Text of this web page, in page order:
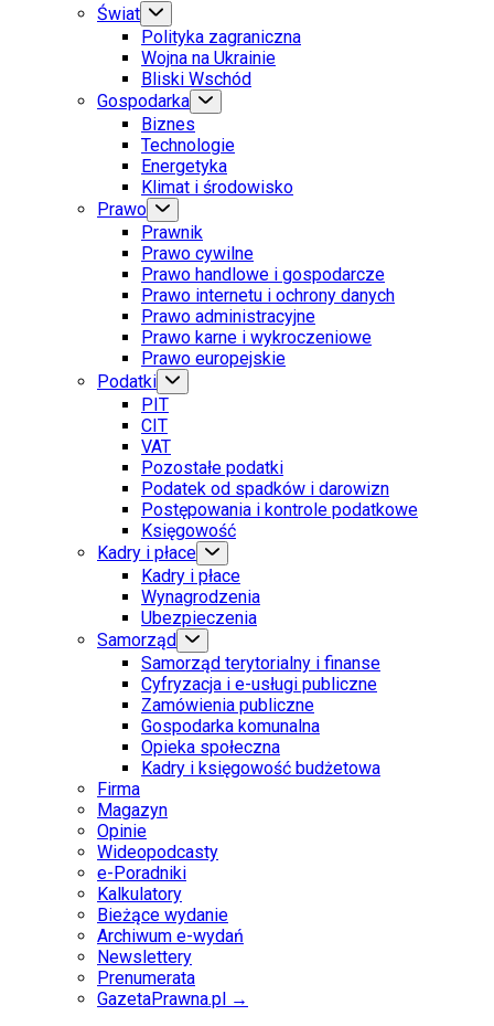
Świat
Polityka zagraniczna
Wojna na Ukrainie
Bliski Wschód
Gospodarka
Biznes
Technologie
Energetyka
Klimat i środowisko
Prawo
Prawnik
Prawo cywilne
Prawo handlowe i gospodarcze
Prawo internetu i ochrony danych
Prawo administracyjne
Prawo karne i wykroczeniowe
Prawo europejskie
Podatki
PIT
CIT
VAT
Pozostałe podatki
Podatek od spadków i darowizn
Postępowania i kontrole podatkowe
Księgowość
Kadry i płace
Kadry i płace
Wynagrodzenia
Ubezpieczenia
Samorząd
Samorząd terytorialny i finanse
Cyfryzacja i e-usługi publiczne
Zamówienia publiczne
Gospodarka komunalna
Opieka społeczna
Kadry i księgowość budżetowa
Firma
Magazyn
Opinie
Wideopodcasty
e-Poradniki
Kalkulatory
Bieżące wydanie
Archiwum e-wydań
Newslettery
Prenumerata
GazetaPrawna.pl →